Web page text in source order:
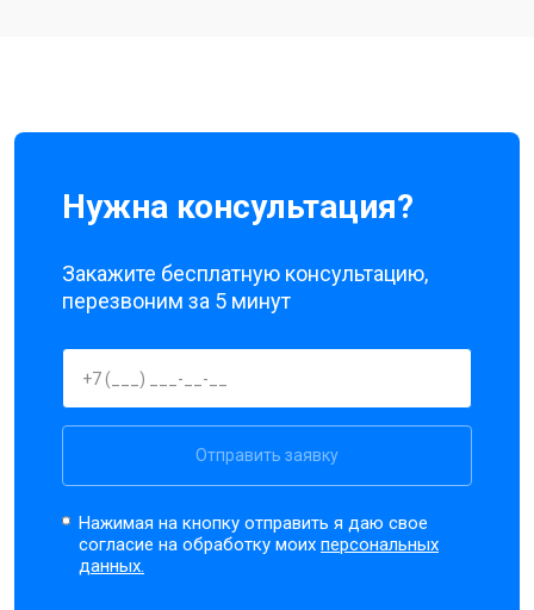
Нужна консультация?
Закажите бесплатную консультацию,
перезвоним за 5 минут
Отправить заявку
Нажимая на кнопку отправить я даю свое
согласие на обработку моихперсональных
данных.